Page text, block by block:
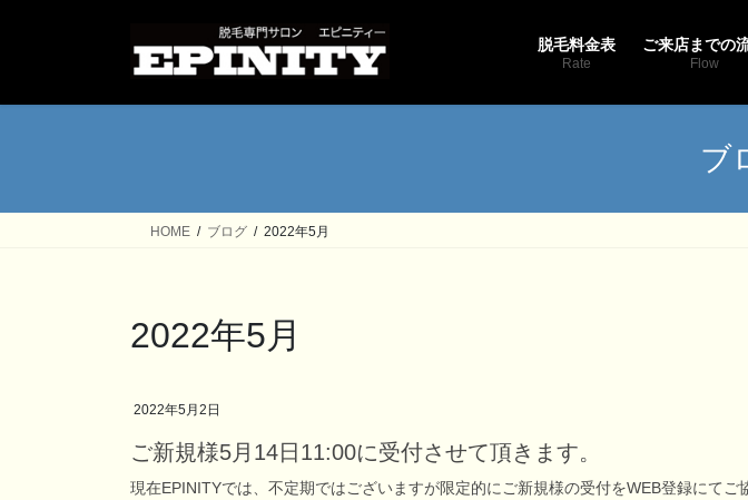
脱毛料金表
Rate
ご来店までの
Flow
ブ
HOME ブログ 2022年5月
2022年5月
2022年5月2日
ご新規様5月14日11:00に受付させて頂きます。
現在EPINITYでは、不定期ではございますが限定的にご新規様の受付をWEB登録にてご